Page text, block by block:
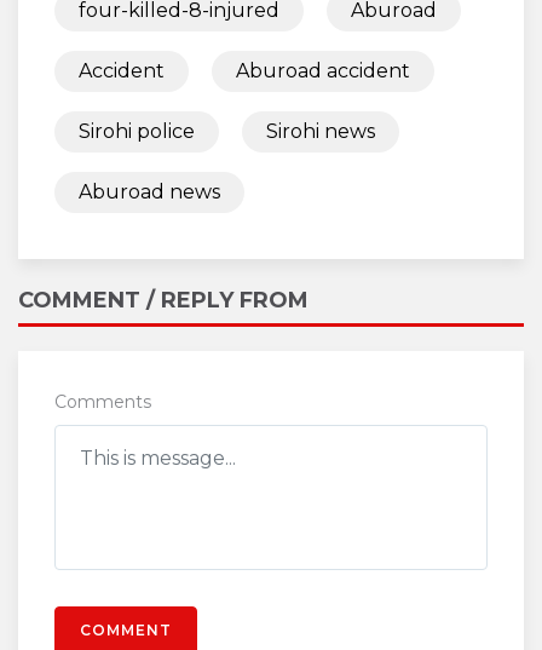
four-killed-8-injured Aburoad
Accident Aburoad accident
Sirohi police Sirohi news
Aburoad news
COMMENT / REPLY FROM
Comments
COMMENT